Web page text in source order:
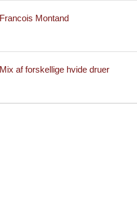
Francois Montand
Mix af forskellige hvide druer